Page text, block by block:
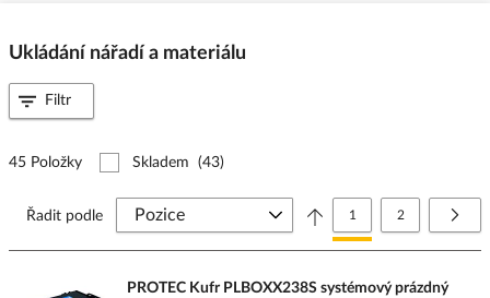
Ukládání nářadí a materiálu
45 Položky Skladem (43)
Stránka
Právě si prohlížíte
1 Stránka
2
Řadit podle
PROTEC Kufr PLBOXX238S systémový prázdný
Filtr